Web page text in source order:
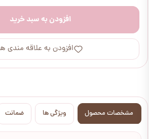
افزودن به سبد خرید
افزودن به علاقه مندی
مشخصات محصول ویژگی ها ضمانت